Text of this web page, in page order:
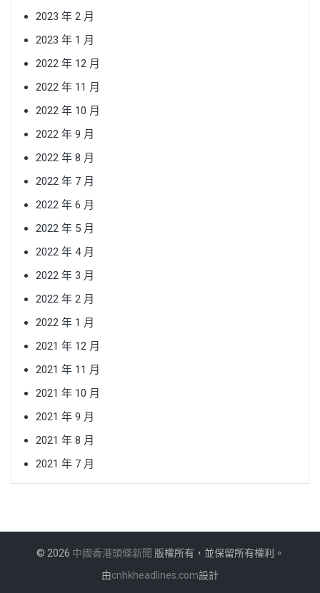
2023 年 2 月
2023 年 1 月
2022 年 12 月
2022 年 11 月
2022 年 10 月
2022 年 9 月
2022 年 8 月
2022 年 7 月
2022 年 6 月
2022 年 5 月
2022 年 4 月
2022 年 3 月
2022 年 2 月
2022 年 1 月
2021 年 12 月
2021 年 11 月
2021 年 10 月
2021 年 9 月
2021 年 8 月
2021 年 7 月
© 2026 中國香港頭條新聞 版權所有，並保留所有權利。
由cnhkheadlines.com設計